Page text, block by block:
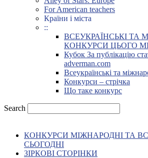
For American teachers
Країни і міста
::
ВСЕУКРАЇНСЬКІ ТА
КОНКУРСИ ЦЬОГО
Кубок За публікацію
adverman.com
Всеукраїнські та
Конкурси – стрічка
Що таке конкурс
Search
КОНКУРСИ МІЖНАРОДНІ ТА
СЬОГОДНІ
ЗІРКОВІ СТОРІНКИ